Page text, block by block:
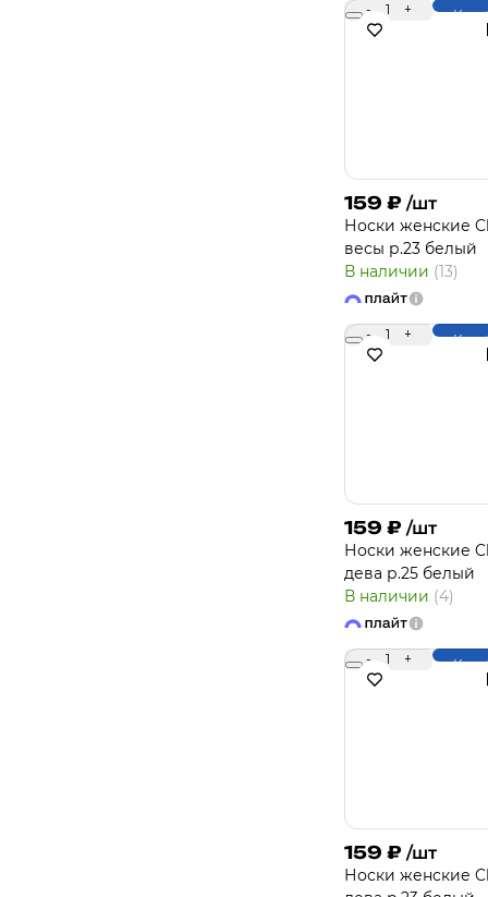
- 1 +
159 ₽ /шт
Носки женcкие
весы р.23 белый
В наличии (13)
- 1 +
159 ₽ /шт
Носки женcкие
дева р.25 белый
В наличии (4)
- 1 +
159 ₽ /шт
Носки женcкие